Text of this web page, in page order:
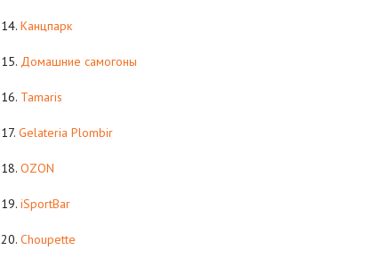
14. Канцпарк
15. Домашние самогоны
16. Tamaris
17. Gelateria Plombir
18. OZON
19. iSportBar
20. Choupette